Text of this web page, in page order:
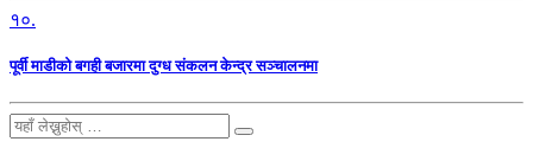
१०.
पूर्वी माडीको बगही बजारमा दुग्ध संकलन केन्द्र सञ्चालनमा